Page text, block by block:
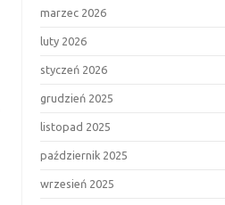
marzec 2026
luty 2026
styczeń 2026
grudzień 2025
listopad 2025
październik 2025
wrzesień 2025